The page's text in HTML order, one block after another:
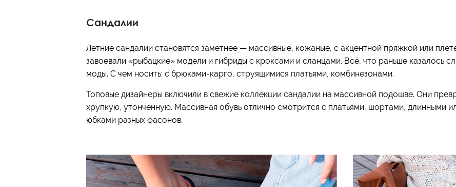
Сандалии
Летние сандалии становятся заметнее — массивные, кожаные, с акцентной пряжкой или
завоевали «рыбацкие» модели и гибриды с кроксами и сланцами. Всё, что раньше казалось
моды. С чем носить: с брюками-карго, струящимися платьями, комбинезонами.
Топовые дизайнеры включили в свежие коллекции сандалии на массивной подошве. Они
хрупкую, утонченную. Массивная обувь отлично смотрится с платьями, шортами, длинными
юбками разных фасонов.